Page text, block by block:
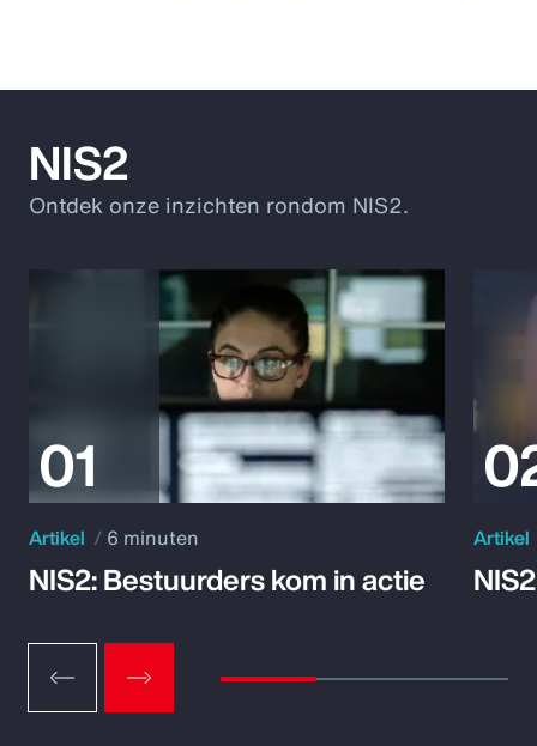
NIS2
Ontdek onze inzichten rondom NIS2.
Artikel 6 minuten
NIS2: Bestuurders kom in actie
Artikel